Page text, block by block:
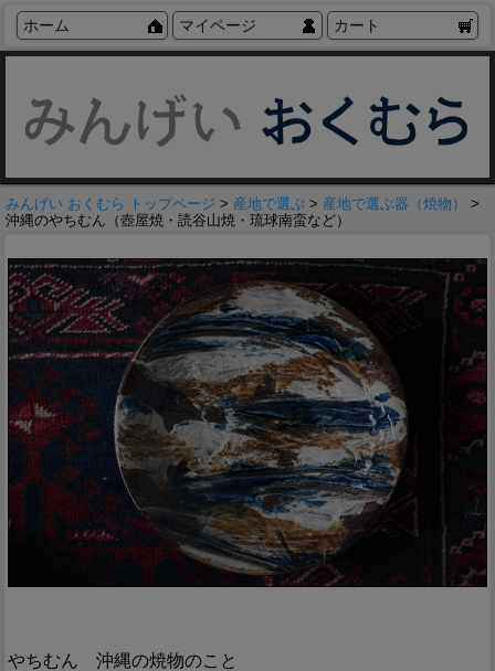
ホーム マイページ カート
みんげい おくむら トップページ > 産地で選ぶ > 産地で選ぶ器（焼物）
>
沖縄のやちむん（壺屋焼・読谷山焼・琉球南蛮など）
やちむん 沖縄の焼物のこと